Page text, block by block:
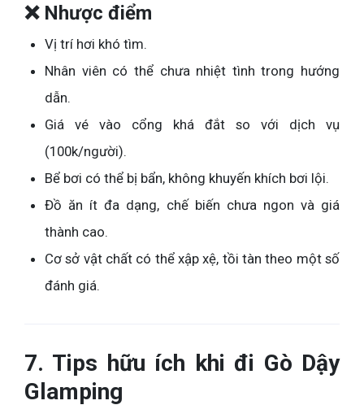
❌ Nhược điểm
Vị trí hơi khó tìm.
Nhân viên có thể chưa nhiệt tình trong hướng
dẫn.
Giá vé vào cổng khá đắt so với dịch vụ
(100k/người).
Bể bơi có thể bị bẩn, không khuyến khích bơi lội.
Đồ ăn ít đa dạng, chế biến chưa ngon và giá
thành cao.
Cơ sở vật chất có thể xập xệ, tồi tàn theo một số
đánh giá.
7. Tips hữu ích khi đi Gò Dậy
Glamping